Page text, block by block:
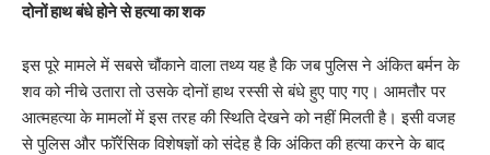
दोनों हाथ बंधे होने से हत्या का शक
​इस पूरे मामले में सबसे चौंकाने वाला तथ्य यह है कि जब पुलिस ने अंकित बर्मन के
शव को नीचे उतारा तो उसके दोनों हाथ रस्सी से बंधे हुए पाए गए। आमतौर पर
आत्महत्या के मामलों में इस तरह की स्थिति देखने को नहीं मिलती है। इसी वजह
से पुलिस और फॉरेंसिक विशेषज्ञों को संदेह है कि अंकित की हत्या करने के बाद